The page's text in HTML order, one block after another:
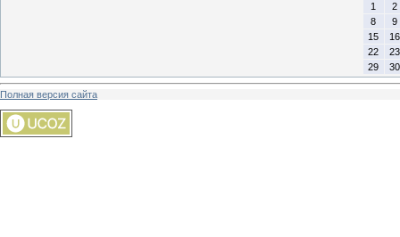
1
2
8
9
15
16
22
23
29
30
Полная версия сайта